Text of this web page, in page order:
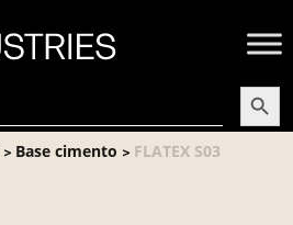
Search
> Base cimento > FLATEX S03